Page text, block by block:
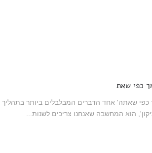
כפי שאת
כפי שאתה' אחד הדברים המבלבלים ביותר בתהליך
הוא המחשבה שאנחנו צריכים לשנות...